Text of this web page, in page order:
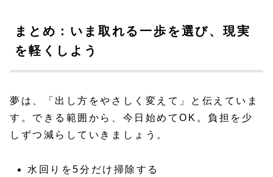
まとめ：いま取れる一歩を選び、現実
を軽くしよう
夢は、「出し方をやさしく変えて」と伝えていま
す。できる範囲から、今日始めてOK。負担を少
しずつ減らしていきましょう。
水回りを5分だけ掃除する